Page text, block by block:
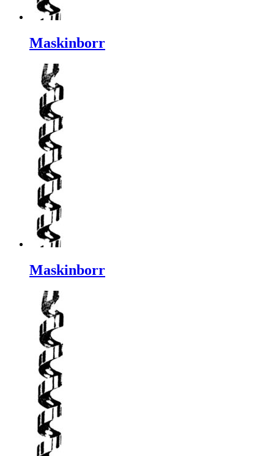
Maskinborr
Maskinborr